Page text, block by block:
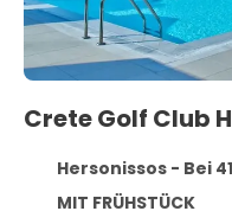
Crete Golf Club
Hersonissos - Bei
MIT FRÜHSTÜCK